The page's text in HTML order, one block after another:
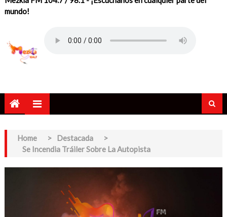
mundo!
Home > Destacada
>
Se Incendia Tráiler Sobre La Autopista